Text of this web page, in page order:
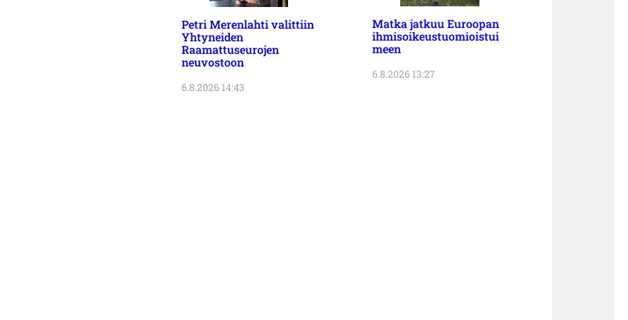
Petri Merenlahti valittiin
Yhtyneiden
Raamattuseurojen
neuvostoon
6.8.2026 14:43
Matka jatkuu Euroopan
ihmisoikeustuomioistui
meen
6.8.2026 13:27